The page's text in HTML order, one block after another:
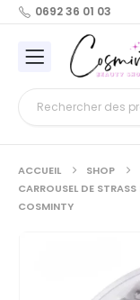
0692 36 01 03
ACCUEIL SHOP
CARROUSEL DE
COSMINTY